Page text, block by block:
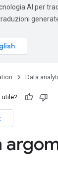
AI per
Data
utile?